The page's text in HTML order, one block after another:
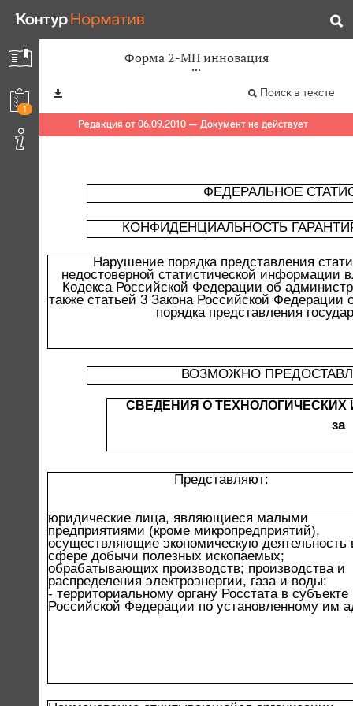
1
Форма 2-МП инновация
Поиск в тексте
Редакция от 06.09.2010 — Документ не действует
ФЕДЕРАЛЬНОЕ
КОНФИДЕНЦИАЛЬНОСТЬ
Нарушение порядка представления
недостоверной статистической информации
Кодекса Российской Федерации об
также статьей 3 Закона Российской
порядка представления
ВОЗМОЖНО
СВЕДЕНИЯ О
за
Представляют:
юридические лица, являющиеся малыми
предприятиями (кроме микропредприятий),
осуществляющие экономическую деятельность
сфере добычи полезных ископаемых;
обрабатывающих производств; производства и
распределения электроэнергии, газа и воды:
- территориальному органу Росстата в субъекте
Российской Федерации по установленному им